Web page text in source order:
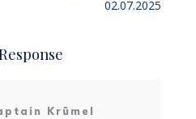
02.07.2025
Krümel